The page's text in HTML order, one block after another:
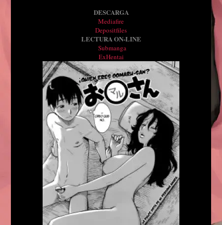
DESCARGA
Mediafire
Depositfiles
LECTURA ON-LINE
Submanga
ExHentai